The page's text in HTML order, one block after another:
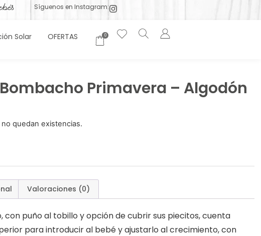
Síguenos en Instagram:
Solar OFERTAS 0
Primavera – Algodón
quedan existencias.
Valoraciones (0)
con puño al tobillo y opción de cubrir sus piecitos, cuenta
para introducir al bebé y ajustarlo al crecimiento, con